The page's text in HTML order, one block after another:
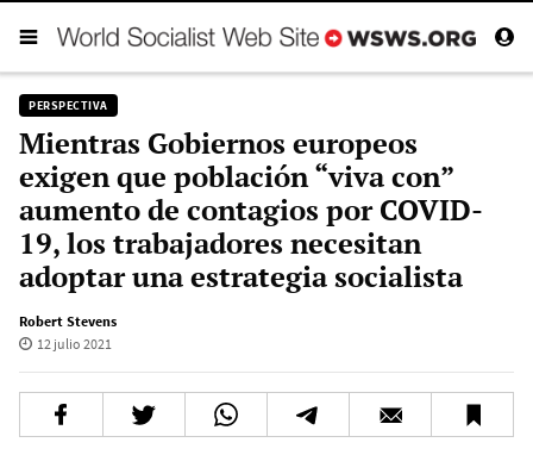
PERSPECTIVA
Mientras Gobiernos europeos
exigen que población “viva con”
aumento de contagios por COVID-
19, los trabajadores necesitan
adoptar una estrategia socialista
Robert Stevens
12 julio 2021